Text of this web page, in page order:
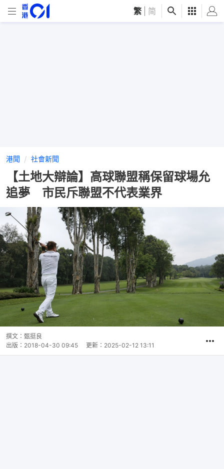
繁 简
港聞 社會新聞
【土地大辯論】高球聯盟稱保留球場允
追夢 市民斥聯盟不代表業界
撰文： 甄挺良
出版： 2018-04-30 09:45 更新： 2025-02-12 13:11